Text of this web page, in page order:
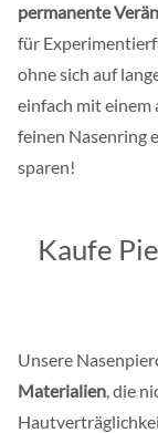
permanente
für
ohne sich auf
einfach mit einem
feinen Nasenring
sparen!
Kaufe
Unsere
Materialien, die